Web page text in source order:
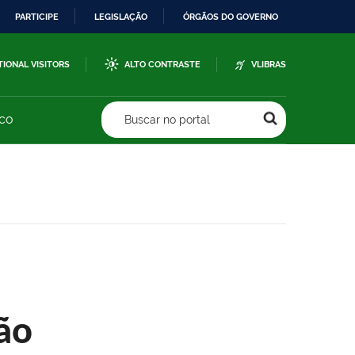
PARTICIPE LEGISLAÇÃO ÓRGÃOS DO GOVERNO
VISITORS ALTO CONTRASTE VLIBRAS
Buscar no portal